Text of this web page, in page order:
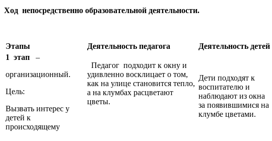
Ход непосредственно образовательной деятельности.
Этапы Деятельность педагога Деятельность детей
1 этап
–
организационный.
Цель:
Вызвать интерес у
детей к
происходящему
Педагог подходит к окну и
удивленно восклицает о том,
как на улице становится тепло,
а на клумбах расцветают
цветы.
Дети подходят к
воспитателю и
наблюдают из окна
за появившимися на
клумбе цветами.